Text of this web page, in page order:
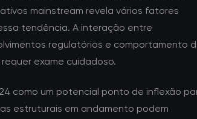
mainstream revela vários fatores
tendência. A interação entre
regulatórios e comportamento
exame cuidadoso.
como um potencial ponto de inflexão
estruturais em andamento podem